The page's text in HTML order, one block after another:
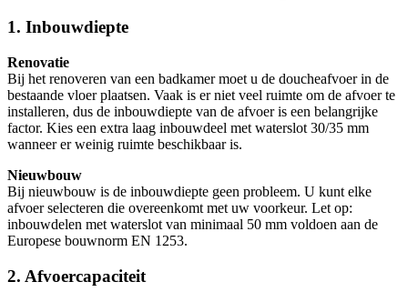
1. Inbouwdiepte
Renovatie
Bij het renoveren van een badkamer moet u de doucheafvoer in de
bestaande vloer plaatsen. Vaak is er niet veel ruimte om de afvoer te
installeren, dus de inbouwdiepte van de afvoer is een belangrijke
factor. Kies een extra laag inbouwdeel met waterslot 30/35 mm
wanneer er weinig ruimte beschikbaar is.
Nieuwbouw
Bij nieuwbouw is de inbouwdiepte geen probleem. U kunt elke
afvoer selecteren die overeenkomt met uw voorkeur. Let op:
inbouwdelen met waterslot van minimaal 50 mm voldoen aan de
Europese bouwnorm EN 1253.
2. Afvoercapaciteit